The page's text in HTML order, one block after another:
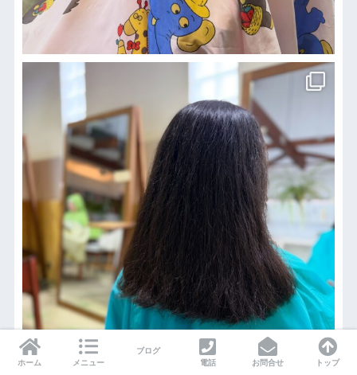
ホーム メニュー
ブログ
電話
お問合せ トップ